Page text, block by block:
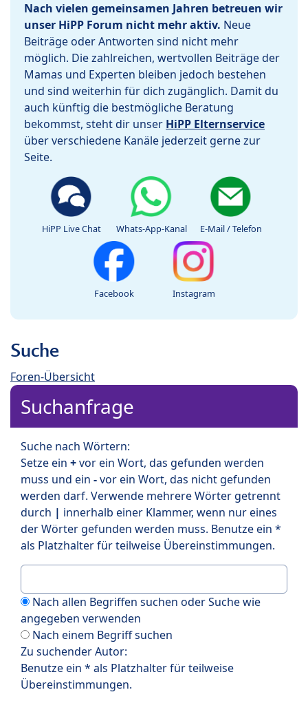
Nach vielen gemeinsamen Jahren betreuen wir
unser HiPP Forum nicht mehr aktiv. Neue
Beiträge oder Antworten sind nicht mehr
möglich. Die zahlreichen, wertvollen Beiträge der
Mamas und Experten bleiben jedoch bestehen
und sind weiterhin für dich zugänglich. Damit du
auch künftig die bestmögliche Beratung
bekommst, steht dir unser HiPP Elternservice
über verschiedene Kanäle jederzeit gerne zur
Seite.
HiPP Live Chat Whats-App-Kanal E-Mail / Telefon
Facebook Instagram
Suche
Foren-Übersicht
Suchanfrage
Suche nach Wörtern:
Setze ein +vor ein Wort, das gefunden werden
muss und ein -vor ein Wort, das nicht gefunden
werden darf. Verwende mehrere Wörter getrennt
durch | innerhalb einer Klammer, wenn nur eines
der Wörter gefunden werden muss. Benutze ein *
als Platzhalter für teilweise Übereinstimmungen.
Nach allen Begriffen suchen oder Suche wie
angegeben verwenden
Nach einem Begriff suchen
Zu suchender Autor:
Benutze ein * als Platzhalter für teilweise
Übereinstimmungen.